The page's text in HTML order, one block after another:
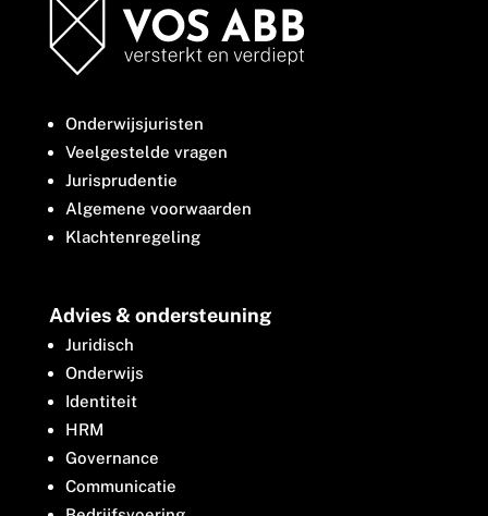
Onderwijsjuristen
Veelgestelde vragen
Jurisprudentie
Algemene voorwaarden
Klachtenregeling
Advies & ondersteuning
Juridisch
Onderwijs
Identiteit
HRM
Governance
Communicatie